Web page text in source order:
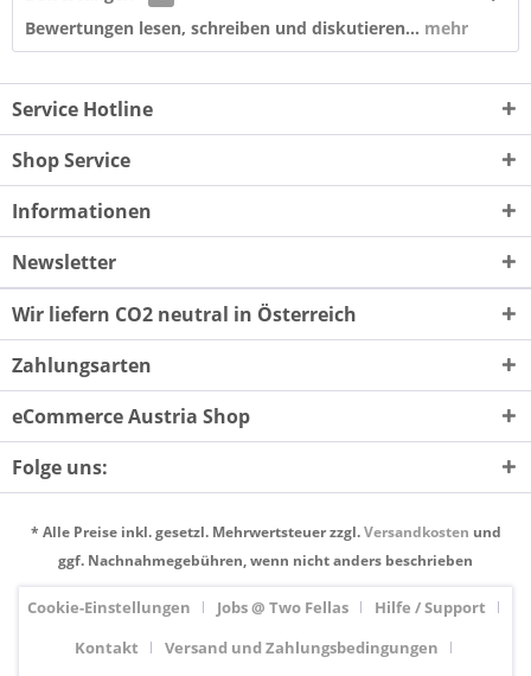
Bewertungen lesen, schreiben und diskutieren... mehr
Service Hotline
Shop Service
Informationen
Newsletter
Wir liefern CO2 neutral in Österreich
Zahlungsarten
eCommerce Austria Shop
Folge uns:
* Alle Preise inkl. gesetzl. Mehrwertsteuer zzgl.Versandkosten und
ggf. Nachnahmegebühren, wenn nicht anders beschrieben
Cookie-Einstellungen Jobs @ Two Fellas
Hilfe / Support
Kontakt
Versand und Zahlungsbedingungen